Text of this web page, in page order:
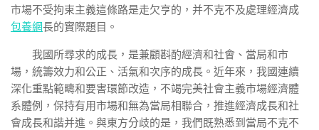
市場不受拘束主義這條路是走欠亨的，并不克不及處理經濟成
包養網長的實際題目。
我國所尋求的成長，是兼顧斟酌經濟和社會、當局和市
場，統籌效力和公正、活氣和次序的成長。近年來，我國連續
深化重點範疇和要害環節改造，不竭完美社會主義市場經濟體
系體例，保持有用市場和無為當局相聯合，推進經濟成長和社
會成長和諧并進。與東方分歧的是，我們既熟悉到當局不克不